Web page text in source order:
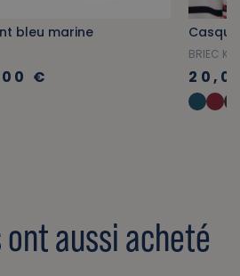
bleu marine
€
BRIEC KID
aussi acheté